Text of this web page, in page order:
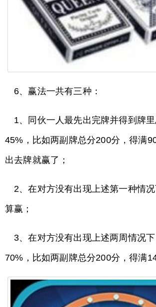
6、赢法一共有三种：
1、同伙一人最先出完牌并得到牌
45%，比如两副牌总分200分，得满
出去牌就赢了；
2、在对方没有出现上述第一种情
算赢；
3、在对方没有出现上述两周情况
70%，比如两副牌总分200分，得满